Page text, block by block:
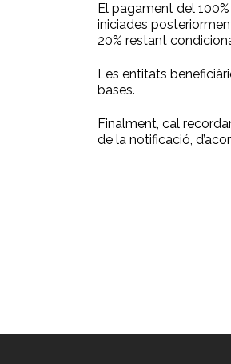
El pagament del
iniciades
20% restant
Les entitats
bases.
Finalment, cal
de la notificació,